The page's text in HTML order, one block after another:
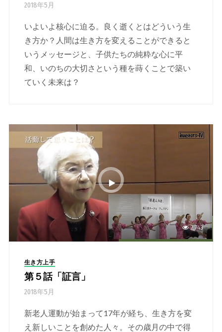
2018年5月
いよいよ核心に迫る。良く逝くとはどういう生
き方か？人間は生き方を変えることができると
いうメッセージと、子供たちの純粋な心に平
和、いのちの大切さという種を蒔くことで築い
ていく未来は？
2,743
生き方上手
第５話「証言」
2018年5月
新老人運動が始まって17年が経ち、生き方を変
え新しいことを創めた人々。その歳月の中で得